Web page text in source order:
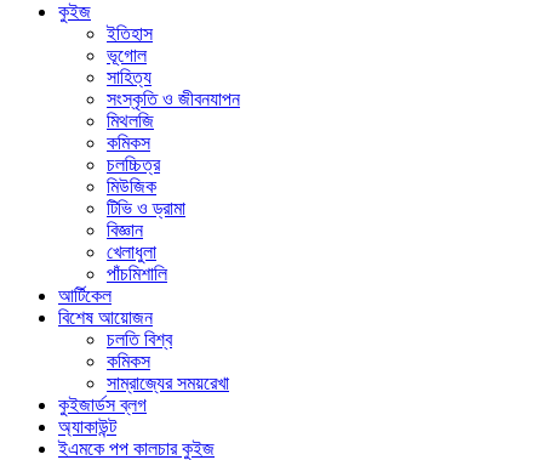
কুইজ
ইতিহাস
ভূগোল
সাহিত্য
সংস্কৃতি ও জীবনযাপন
মিথলজি
কমিকস
চলচ্চিত্র
মিউজিক
টিভি ও ড্রামা
বিজ্ঞান
খেলাধুলা
পাঁচমিশালি
আর্টিকেল
বিশেষ আয়োজন
চলতি বিশ্ব
কমিকস
সাম্রাজ্যের সময়রেখা
কুইজার্ডস ব্লগ
অ্যাকাউন্ট
ইএমকে পপ কালচার কুইজ